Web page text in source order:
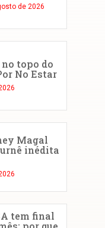
de 2026
no topo do
No Estar
Magal
inédita
tem final